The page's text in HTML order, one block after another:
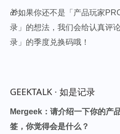
🎁如果你还不是「产品玩家
录」的想法，我们会给认真评
录」的季度兑换码哦！
GEEKTALK · 如是记录
Mergeek：请介绍一下你的产
签，你觉得会是什么？